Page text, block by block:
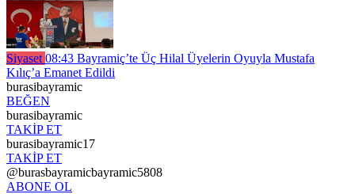
Siyaset 08:43 Bayramiç’te Üç Hilal Üyelerin Oyuyla Mustafa
Kılıç’a Emanet Edildi
burasibayramic
BEĞEN
burasibayramic
TAKİP ET
burasibayramic17
TAKİP ET
@burasbayramicbayramic5808
ABONE OL